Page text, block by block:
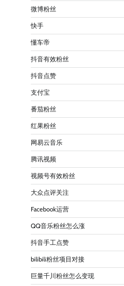
微博粉丝
快手
懂车帝
抖音有效粉丝
抖音点赞
支付宝
番茄粉丝
红果粉丝
网易云音乐
腾讯视频
视频号有效粉丝
大众点评关注
Facebook运营
QQ音乐粉丝怎么涨
抖音手工点赞
bilibili粉丝项目对接
巨量千川粉丝怎么变现